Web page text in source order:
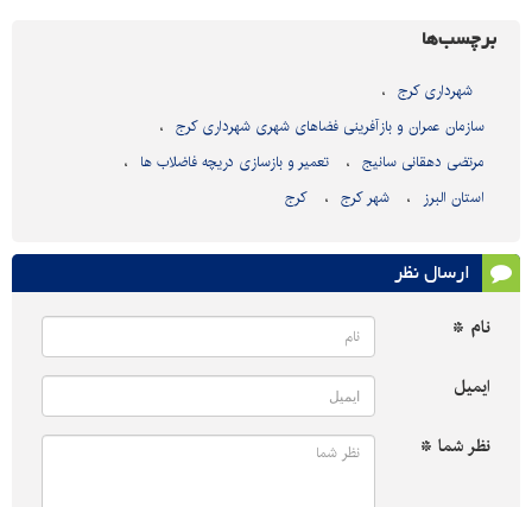
برچسب‌ها
شهرداری کرج
سازمان عمران و بازآفرینی فضاهای شهری شهرداری کرج
مرتضی دهقانی سانیج
تعمیر و بازسازی دریچه فاضلاب ها
استان البرز
شهر کرج کرج
ارسال نظر
نام *
ایمیل
نظر شما *